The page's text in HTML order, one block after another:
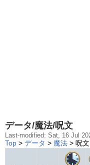
データ/魔法/呪文
Last-modified: Sat, 16 Jul
Top > データ > 魔法 > 呪文